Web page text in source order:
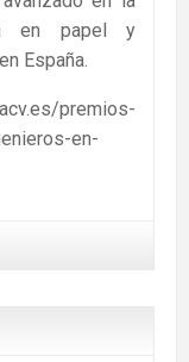
en papel y
España.
premios-
en-